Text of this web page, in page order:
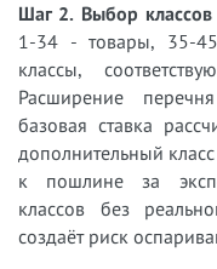
Шаг 2. Выбор
1-34 - товары, 35-45
классы,
Расширение
базовая ставка
дополнительный
к пошлине за
классов без
создаёт риск